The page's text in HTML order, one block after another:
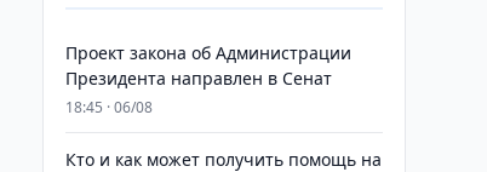
Проект закона об Администрации
Президента направлен в Сенат
18:45 · 06/08
Кто и как может получить помощь на